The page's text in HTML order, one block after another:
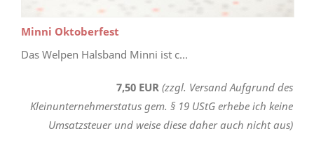
Minni Oktoberfest
Das Welpen Halsband Minni ist c...
7,50 EUR (zzgl. Versand Aufgrund des
Kleinunternehmerstatus gem. § 19 UStG erhebe ich keine
Umsatzsteuer und weise diese daher auch nicht aus)